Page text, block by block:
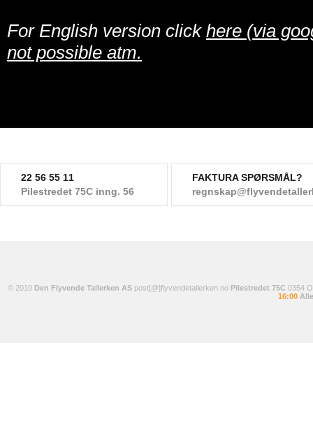
For English version click here (via
not possible atm.
22 56 55 11
Pilestredet 75C inng. 56
FAKTURA SPØRSMÅL?
© 2010 Den Flyvende Tallerken ASpost[@]flyvendetallerken.no Pilestredet 75C 0354
16:00